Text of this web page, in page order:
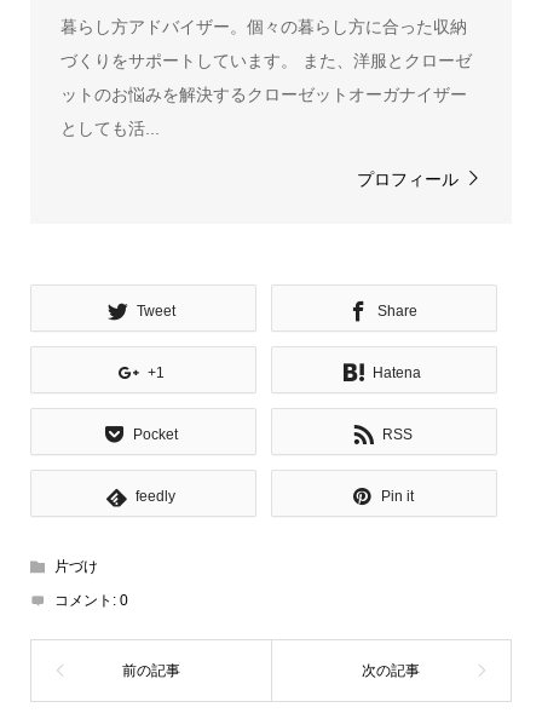
暮らし方アドバイザー。個々の暮らし方に合った収納
づくりをサポートしています。 また、洋服とクローゼ
ットのお悩みを解決するクローゼットオーガナイザー
としても活...
プロフィール
Tweet Share
+1 Hatena
Pocket RSS
feedly Pin it
片づけ
コメント: 0